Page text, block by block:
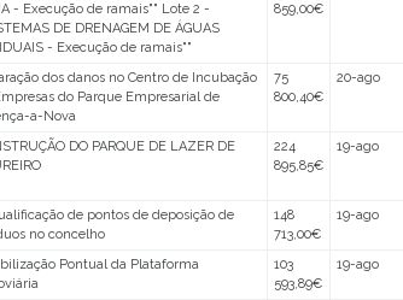
- Execução de ramais"" Lote 2 -
DE DRENAGEM DE ÁGUAS
- Execução de ramais""
859,00€
dos danos no Centro de Incubação
do Parque Empresarial de
a-Nova
75
800,40€
20-ago
DO PARQUE DE LAZER DE
224
895,85€
19-ago
de pontos de deposição de
no concelho
148
713,00€
19-ago
Pontual da Plataforma
103
593,89€
19-ago